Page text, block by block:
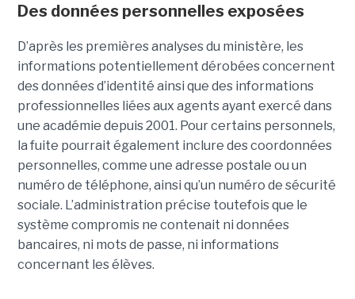
Des données personnelles exposées
D’après les premières analyses du ministère, les
informations potentiellement dérobées concernent
des données d’identité ainsi que des informations
professionnelles liées aux agents ayant exercé dans
une académie depuis 2001. Pour certains personnels,
la fuite pourrait également inclure des coordonnées
personnelles, comme une adresse postale ou un
numéro de téléphone, ainsi qu’un numéro de sécurité
sociale. L’administration précise toutefois que le
système compromis ne contenait ni données
bancaires, ni mots de passe, ni informations
concernant les élèves.